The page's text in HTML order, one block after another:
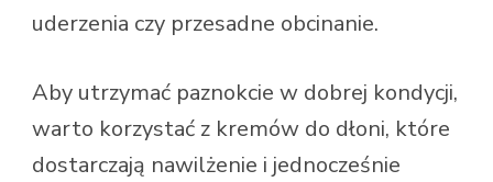
uderzenia czy przesadne obcinanie.
Aby utrzymać paznokcie w dobrej kondycji,
warto korzystać z kremów do dłoni, które
dostarczają nawilżenie i jednocześnie